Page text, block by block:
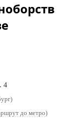
4
до метро)